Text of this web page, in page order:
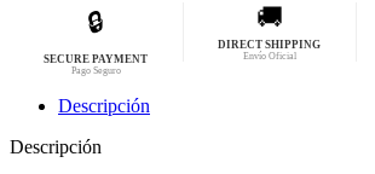
🔒
SECURE PAYMENT
Pago Seguro
🚚
DIRECT SHIPPING
Envío Oficial
Descripción
Descripción